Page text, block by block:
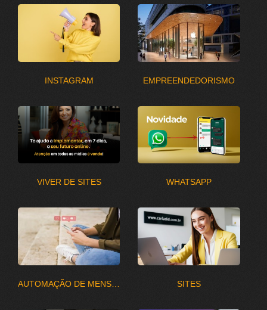
INSTAGRAM EMPREENDEDORISMO
VIVER DE SITES WHATSAPP
AUTOMAÇÃO DE MENSAGENS SITES